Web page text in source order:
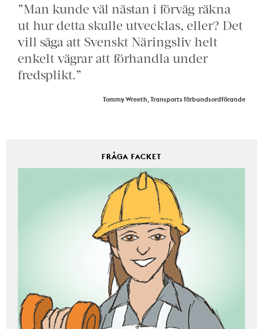
”Man kunde väl nästan i förväg räkna
ut hur detta skulle utvecklas, eller? Det
vill säga att Svenskt Näringsliv helt
enkelt vägrar att förhandla under
fredsplikt.”
Tommy Wreeth, Transports förbundsordförande
FRÅGA FACKET